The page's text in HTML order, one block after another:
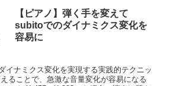
【ピアノ】弾く手を変えて
subitoでのダイナミクス変化を
容易に
イナミクス変化を実現する実践的テクニッ
ることで、急激な音量変化が容易になる